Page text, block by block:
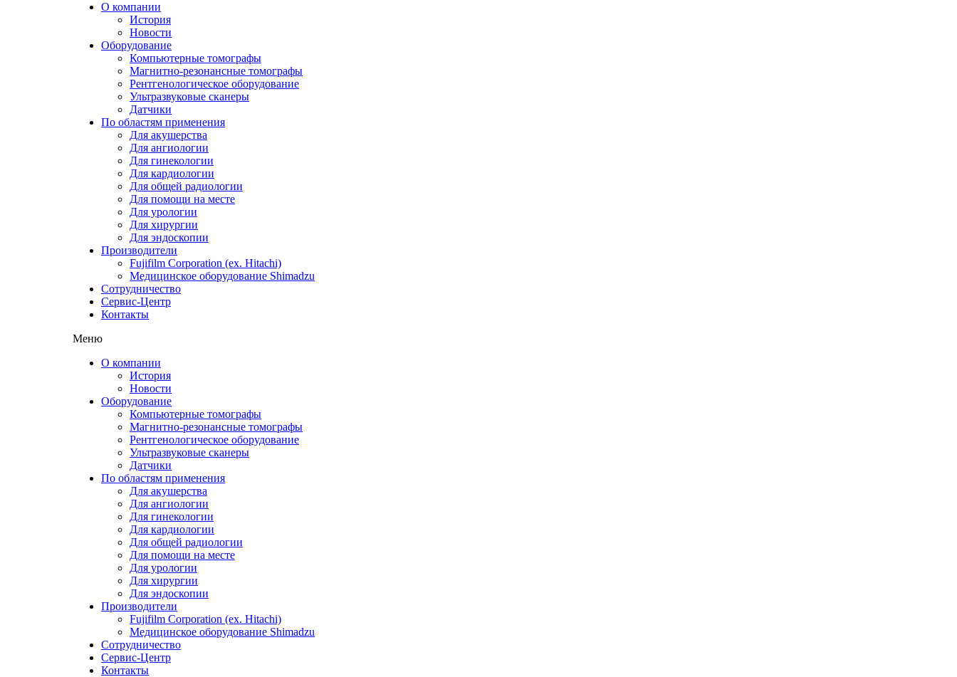
О компании
История
Новости
Оборудование
Компьютерные томографы
Магнитно-резонансные томографы
Рентгенологическое оборудование
Ультразвуковые сканеры
Датчики
По областям применения
Для акушерства
Для ангиологии
Для гинекологии
Для кардиологии
Для общей радиологии
Для помощи на месте
Для урологии
Для хирургии
Для эндоскопии
Производители
Fujifilm Corporation (ex. Hitachi)
Медицинское оборудование Shimadzu
Сотрудничество
Сервис-Центр
Контакты
Меню
О компании
История
Новости
Оборудование
Компьютерные томографы
Магнитно-резонансные томографы
Рентгенологическое оборудование
Ультразвуковые сканеры
Датчики
По областям применения
Для акушерства
Для ангиологии
Для гинекологии
Для кардиологии
Для общей радиологии
Для помощи на месте
Для урологии
Для хирургии
Для эндоскопии
Производители
Fujifilm Corporation (ex. Hitachi)
Медицинское оборудование Shimadzu
Сотрудничество
Сервис-Центр
Контакты